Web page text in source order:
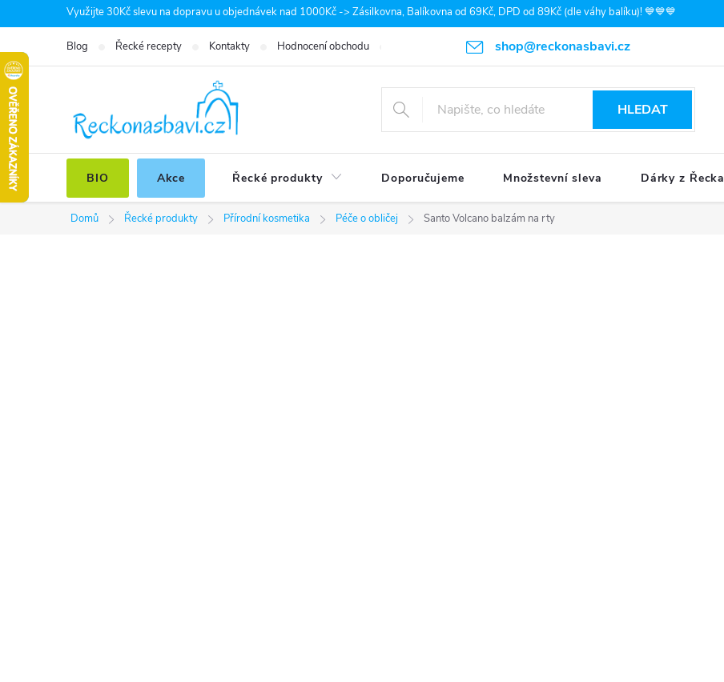
na
obsah
Využijte 30Kč slevu na dopravu u objednávek nad 1000Kč -> Zásilkovna, Balíkovna od 69Kč, DPD od 89Kč (dle váhy balíku)! 💙💙💙
shop@reckonasbavi.cz
Blog Řecké recepty Kontakty Hodnocení obchodu Podmínky ochrany osobních údajů Obchodní podmínky
HLEDAT
BIO Akce Řecké produkty Doporučujeme Množstevní sleva Dárky z Řecka
Domů Řecké produkty Přírodní kosmetika Péče o obličej Santo Volcano balzám na rty